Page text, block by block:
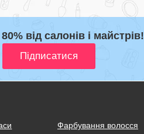
від салонів і майстрів!
Фарбування волосся